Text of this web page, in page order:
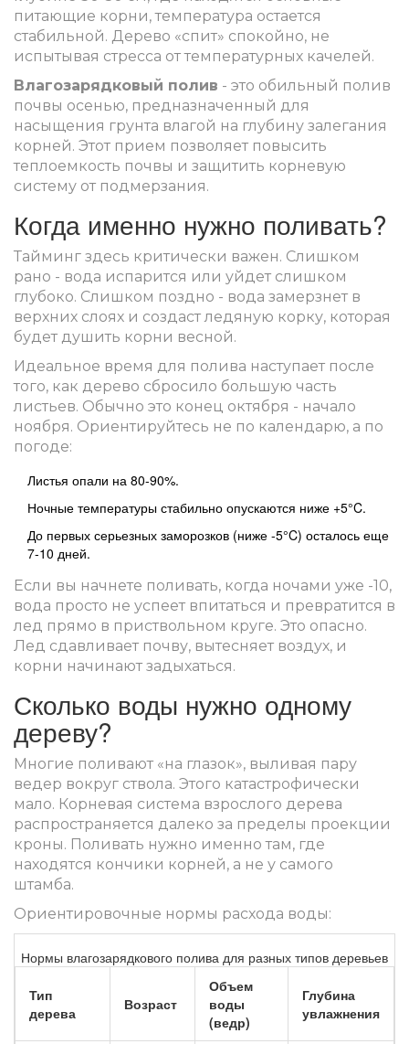
питающие корни, температура остается
стабильной. Дерево «спит» спокойно, не
испытывая стресса от температурных качелей.
Влагозарядковый полив - это обильный полив
почвы осенью, предназначенный для
насыщения грунта влагой на глубину залегания
корней. Этот прием позволяет повысить
теплоемкость почвы и защитить корневую
систему от подмерзания.
Когда именно нужно поливать?
Тайминг здесь критически важен. Слишком
рано - вода испарится или уйдет слишком
глубоко. Слишком поздно - вода замерзнет в
верхних слоях и создаст ледяную корку, которая
будет душить корни весной.
Идеальное время для полива наступает после
того, как дерево сбросило большую часть
листьев. Обычно это конец октября - начало
ноября. Ориентируйтесь не по календарю, а по
погоде:
Листья опали на 80-90%.
Ночные температуры стабильно опускаются ниже +5°C.
До первых серьезных заморозков (ниже -5°C) осталось еще
7-10 дней.
Если вы начнете поливать, когда ночами уже -10,
вода просто не успеет впитаться и превратится в
лед прямо в приствольном круге. Это опасно.
Лед сдавливает почву, вытесняет воздух, и
корни начинают задыхаться.
Сколько воды нужно одному
дереву?
Многие поливают «на глазок», выливая пару
ведер вокруг ствола. Этого катастрофически
мало. Корневая система взрослого дерева
распространяется далеко за пределы проекции
кроны. Поливать нужно именно там, где
находятся кончики корней, а не у самого
штамба.
Ориентировочные нормы расхода воды:
Нормы влагозарядкового полива для разных типов деревьев
Тип
дерева
Возраст
Объем
воды
(ведр)
Глубина
увлажнения